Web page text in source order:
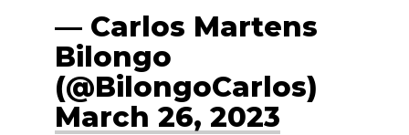
— Carlos Martens
Bilongo
(@BilongoCarlos)
March 26, 2023